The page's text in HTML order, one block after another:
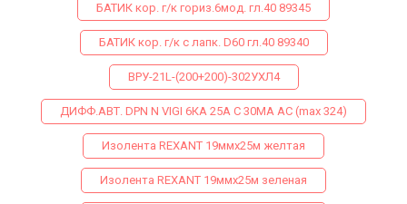
БАТИК кор. г/к гориз.6мод. гл.40 89345
БАТИК кор. г/к с лапк. D60 гл.40 89340
ВРУ-21L-(200+200)-302УХЛ4
ДИФФ.АВТ. DPN N VIGI 6КА 25A C 30МA AC (max 324)
Изолента REXANT 19ммх25м желтая
Изолента REXANT 19ммх25м зеленая